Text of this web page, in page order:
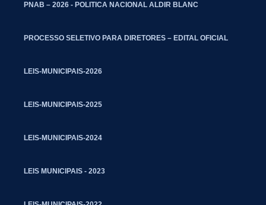
PNAB – 2026 - POLITICA NACIONAL ALDIR BLANC
PROCESSO SELETIVO PARA DIRETORES – EDITAL OFICIAL
LEIS-MUNICIPAIS-2026
LEIS-MUNICIPAIS-2025
LEIS-MUNICIPAIS-2024
LEIS MUNICIPAIS - 2023